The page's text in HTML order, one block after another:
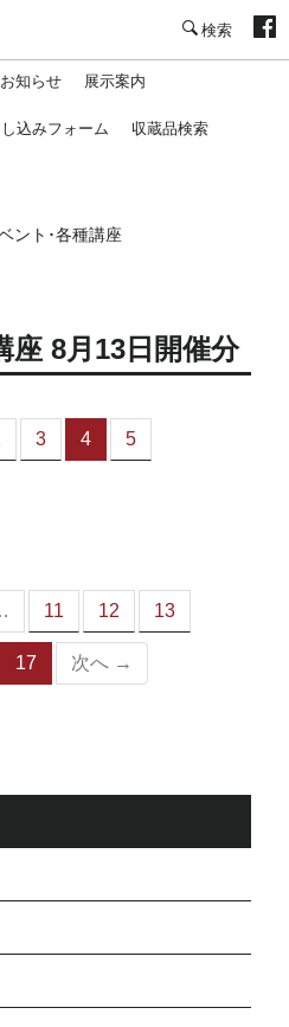
お知らせ 展示案内
込みフォーム 収蔵品検索
ント･各種講座
座 8月13日開催分
3 4
（こ
5
11 12 13
17
（こ
次へ →